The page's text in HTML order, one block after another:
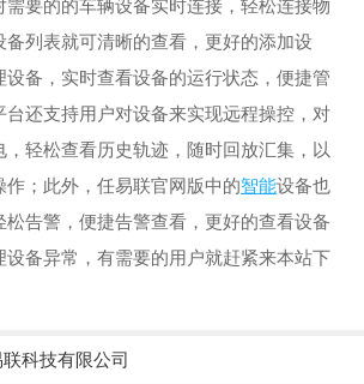
要的的车辆设备实时连接，轻松连接物
列表就可清晰的查看，更好的添加设
备，实时查看设备的运行状态，便捷管
台还支持用户对设备来实现远程操控，对
轻松查看历史轨迹，随时回放汇集，以
；此外，任易联官网版中的智能设备也
告警，便捷告警查看，更好的查看设备
设备异常，有需要的用户就赶紧来本站下
科技有限公司